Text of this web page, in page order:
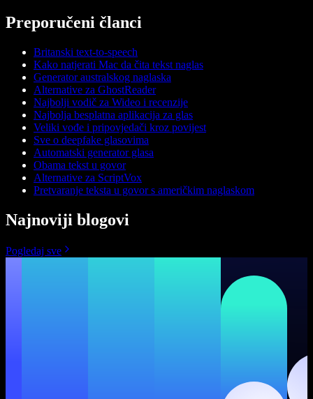
Preporučeni članci
Britanski text-to-speech
Kako natjerati Mac da čita tekst naglas
Generator australskog naglaska
Alternative za GhostReader
Najbolji vodič za Wideo i recenzije
Najbolja besplatna aplikacija za glas
Veliki vođe i pripovjedači kroz povijest
Sve o deepfake glasovima
Automatski generator glasa
Obama tekst u govor
Alternative za ScriptVox
Pretvaranje teksta u govor s američkim naglaskom
Najnoviji blogovi
Pogledaj sve